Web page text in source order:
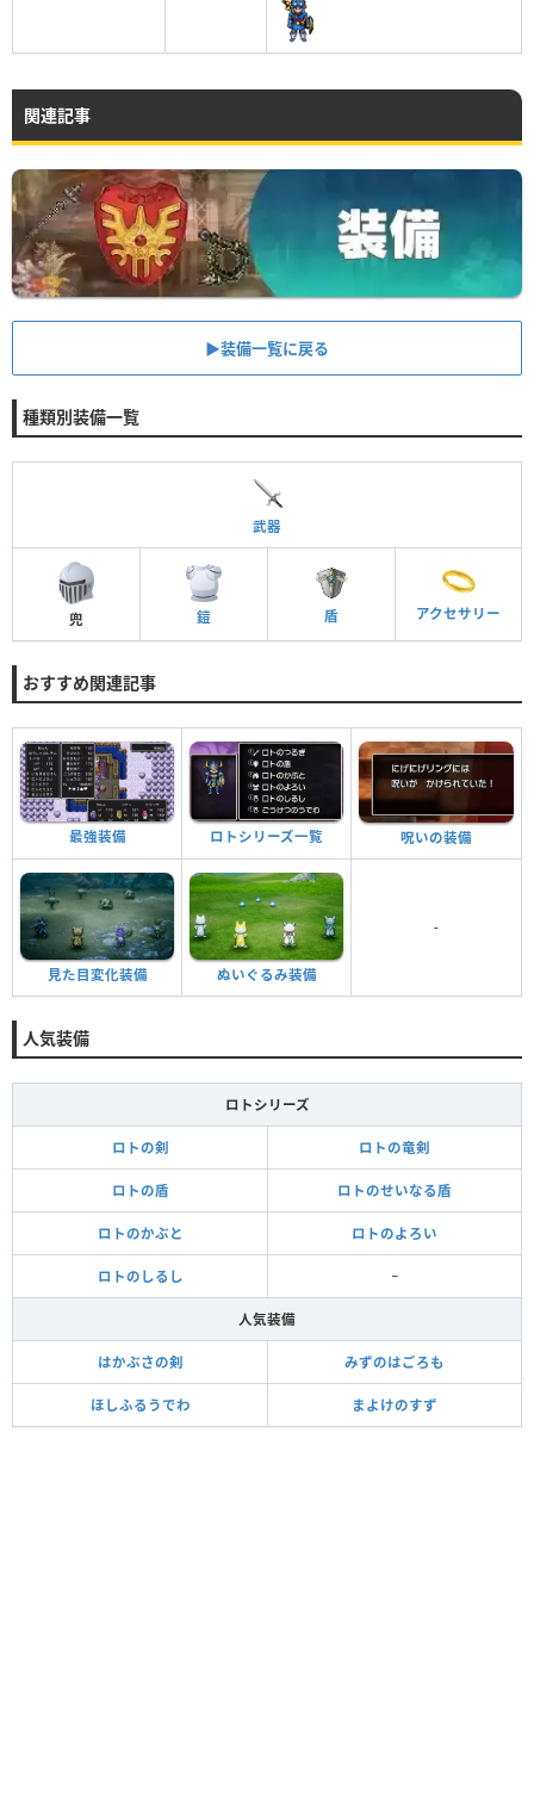
関連記事
▶︎装備一覧に戻る
種類別装備一覧
武器
兜 鎧 盾 アクセサリー
おすすめ関連記事
最強装備 ロトシリーズ一覧 呪いの装備
見た目変化装備 ぬいぐるみ装備
-
人気装備
ロトシリーズ
ロトの剣 ロトの竜剣
ロトの盾 ロトのせいなる盾
ロトのかぶと ロトのよろい
ロトのしるし −
人気装備
はかぶさの剣 みずのはごろも
ほしふるうでわ まよけのすず